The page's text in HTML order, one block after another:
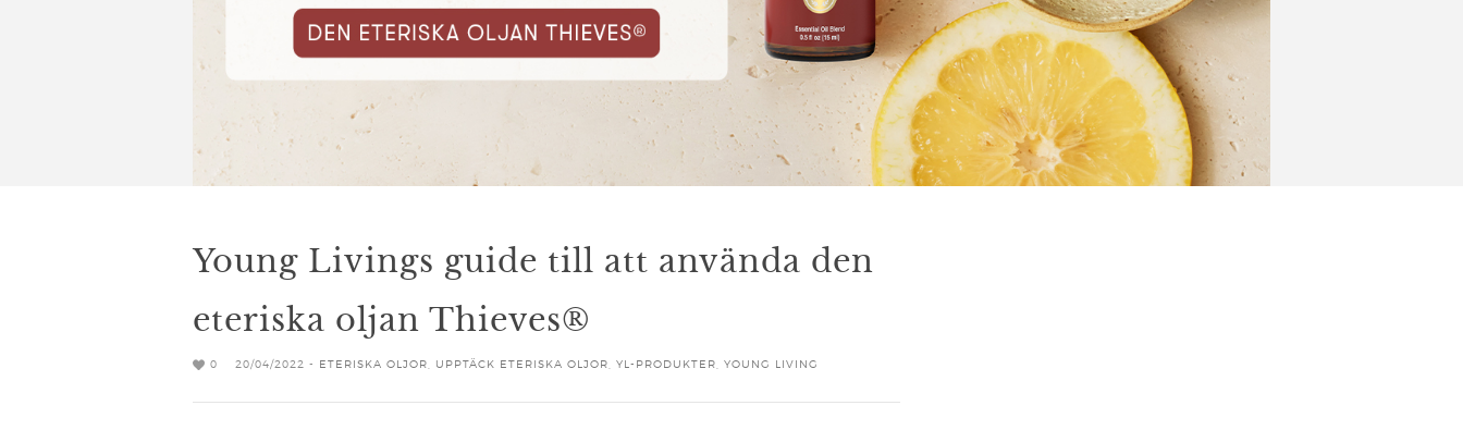
Young Livings guide till att använda den
eteriska oljan Thieves®
0 20/04/2022 - ETERISKA OLJOR UPPTÄCK ETERISKA OLJOR YL-PRODUKTER YOUNG LIVING